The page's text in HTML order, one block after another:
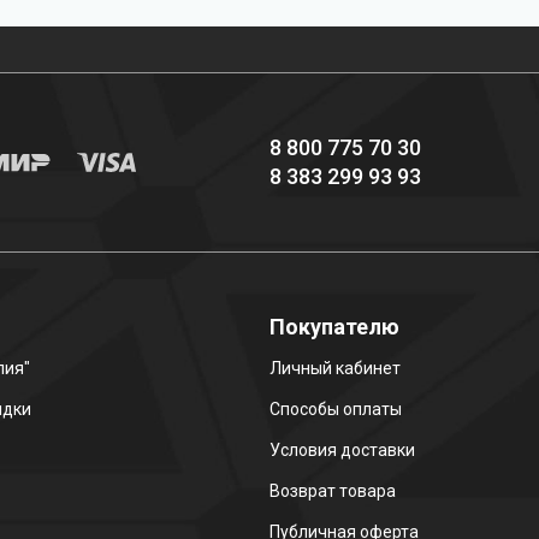
8 800 775 70 30
8 383 299 93 93
Покупателю
Личный кабинет
Способы оплаты
Условия доставки
Возврат товара
Публичная оферта